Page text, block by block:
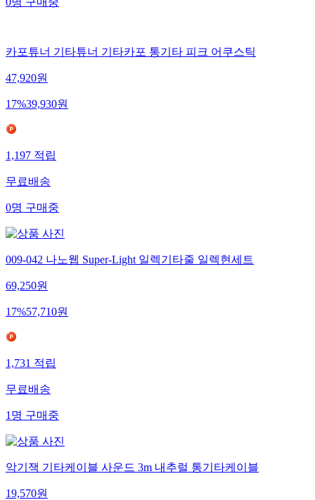
0명구매중
카포튜너 기타튜너 기타카포 통기타 피크 어쿠스틱
47,920원
17%39,930원
1,197적립
무료배송
0명구매중
009-042 나노웹 Super-Light 일렉기타줄 일렉현세트
69,250원
17%57,710원
1,731적립
무료배송
1명구매중
악기잭 기타케이블 사운드 3m 내추럴 통기타케이블
19,570원